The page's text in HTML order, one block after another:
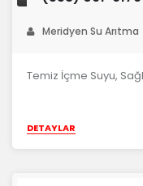
Meridyen Su Arıtma
Temiz İçme Suyu,
DETAYLAR